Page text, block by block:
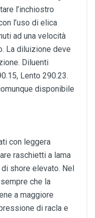
l’inchiostro
l’uso di elica
ad una velocità
La diluizione deve
Diluenti
Lento 290.23.
disponibile
con leggera
raschietti a lama
shore elevato. Nel
che la
a maggiore
di racla e